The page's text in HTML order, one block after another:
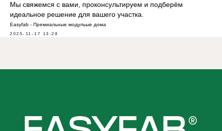
Мы свяжемся с вами, проконсультируем и подберём
идеальное решение для вашего участка.
Easyfab - Премиальные модульые дома
2025-11-17 13:28